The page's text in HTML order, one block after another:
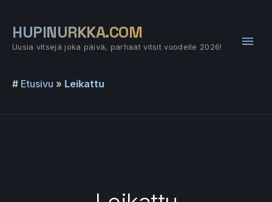
sisältöön
HUPINURKKA.COM
Uusia vitsejä joka päivä, parhaat vitsit vuodelle 2026!
# Etusivu » Leikattu